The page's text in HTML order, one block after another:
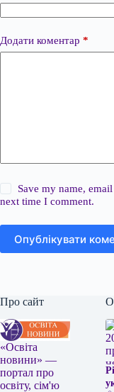
Додати коментар *
Save my name,
next time I comment.
Опублікувати
Про сайт
«Освіта
новини» —
портал про
освіту, сім'ю